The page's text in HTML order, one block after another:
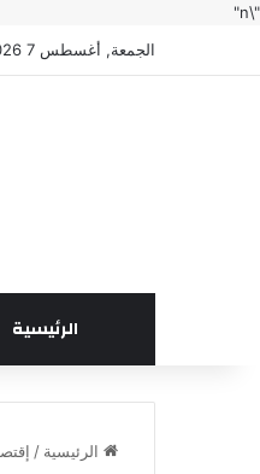
"\n"
الجمعة, أغسطس 7 2026
الرئيسية
الرئيسية /